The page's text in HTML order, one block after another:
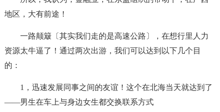
地区，大有前途！
一路颠簸〔其实我们走的是高速公路〕，在想行里人力
资源太牛逼了！通过两次出游，我们可以达到以下几个目
的：
1，迅速发展同事之间的友谊！这个在北海当天就达到了
——男生在车上与身边女生都交换联系方式